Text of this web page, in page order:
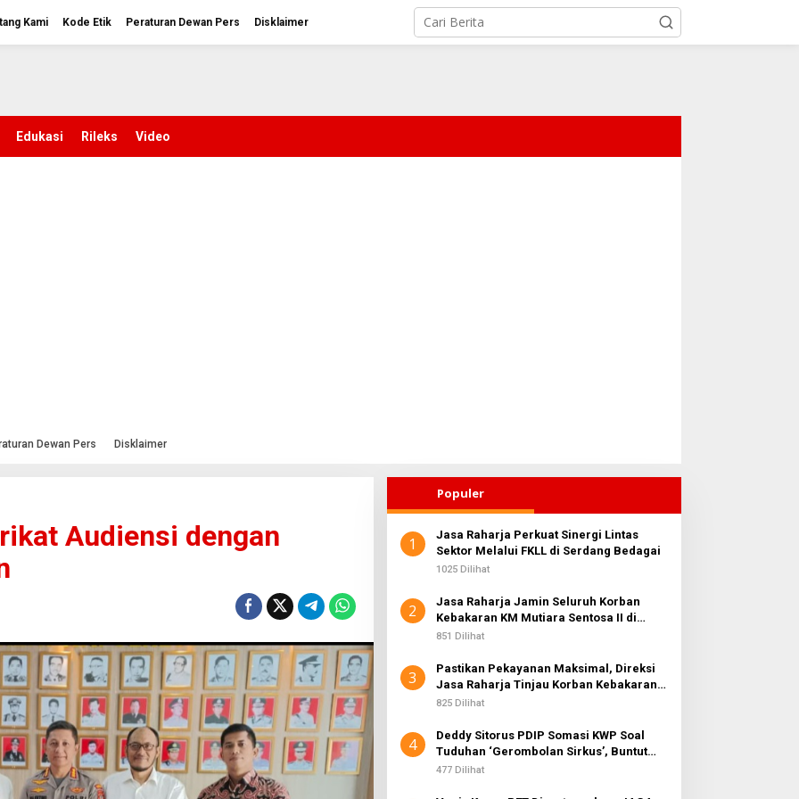
Kami Kode Etik Peraturan Dewan Pers Disklaimer
Edukasi Rileks Video
Dewan Pers Disklaimer
Audiensi dengan
Populer
1
Jasa Raharja Perkuat Sinergi Lintas
Sektor Melalui FKLL di Serdang Bedagai
1025 Dilihat
2
Jasa Raharja Jamin Seluruh Korban
Kebakaran KM Mutiara Sentosa II di
Perairan Sumenep
851 Dilihat
3
Pastikan Pekayanan Maksimal, Direksi
Jasa Raharja Tinjau Korban Kebakaran
KM Mutiara Sentosa II
825 Dilihat
4
Deddy Sitorus PDIP Somasi KWP Soal
Tuduhan ‘Gerombolan Sirkus’, Buntut
Rapat Komisi II Dipimpin Sufmi Dasco
477 Dilihat